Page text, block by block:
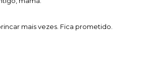
mais vezes. Fica prometido.